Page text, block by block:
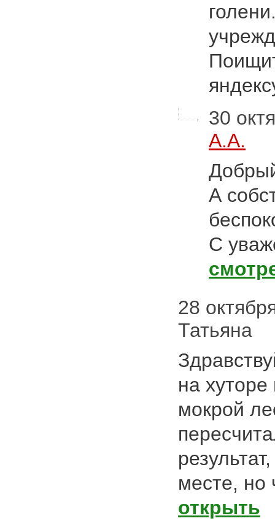
30
А.А.
А
С
28
Татьяна
на хуторе
мокрой
месте, но
открыть